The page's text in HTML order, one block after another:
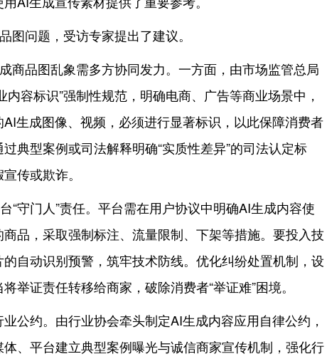
图问题，受访专家提出了建议。
商品图乱象需多方协同发力。一方面，由市场监管总局
内容标识”强制性规范，明确电商、广告等商业场景中，
生成图像、视频，必须进行显著标识，以此保障消费者
典型案例或司法解释明确“实质性差异”的司法认定标
传或欺诈。
“守门人”责任。平台需在用户协议中明确AI生成内容使
品，采取强制标注、流量限制、下架等措施。要投入技
自动识别预警，筑牢技术防线。优化纠纷处置机制，设
举证责任转移给商家，破除消费者“举证难”困境。
公约。由行业协会牵头制定AI生成内容应用自律公约，
、平台建立典型案例曝光与诚信商家宣传机制，强化行